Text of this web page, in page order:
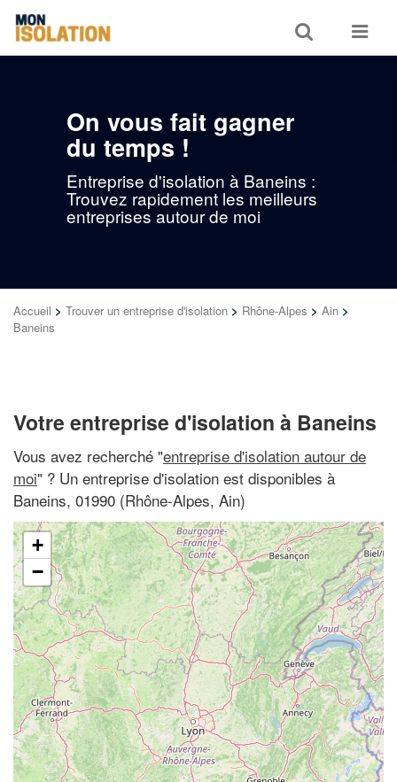
Toggle
search
Toggle
On vous fait gagner
du temps !
Entreprise d'isolation à Baneins :
Trouvez rapidement les meilleurs
entreprises autour de moi
Accueil > Trouver un entreprise d'isolation > Rhône-Alpes > Ain >
Baneins
Votre entreprise d'isolation à Baneins
Vous avez recherché "entreprise d'isolation autour de
moi" ? Un entreprise d'isolation est disponibles à
Baneins, 01990 (Rhône-Alpes, Ain)
+
−